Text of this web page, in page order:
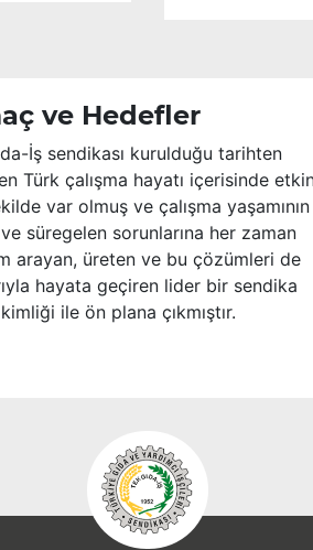
ve Hedefler
İş sendikası kurulduğu tarihten
Türk çalışma hayatı içerisinde
var olmuş ve çalışma yaşamının
süregelen sorunlarına her zaman
arayan, üreten ve bu çözümleri de
hayata geçiren lider bir sendika
ile ön plana çıkmıştır.